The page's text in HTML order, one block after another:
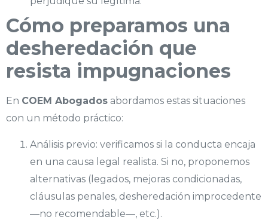
Cómo preparamos una
desheredación que
resista impugnaciones
En COEM Abogados abordamos estas situaciones
con un método práctico:
Análisis previo: verificamos si la conducta encaja
en una causa legal realista. Si no, proponemos
alternativas (legados, mejoras condicionadas,
cláusulas penales, desheredación improcedente
—no recomendable—, etc.).